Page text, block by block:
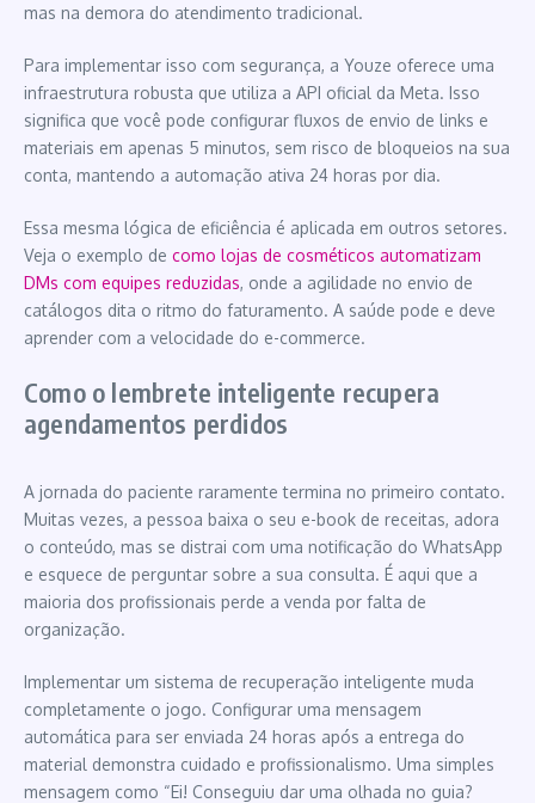
mas na demora do atendimento tradicional.
Para implementar isso com segurança, a Youze oferece uma
infraestrutura robusta que utiliza a API oficial da Meta. Isso
significa que você pode configurar fluxos de envio de links e
materiais em apenas 5 minutos, sem risco de bloqueios na sua
conta, mantendo a automação ativa 24 horas por dia.
Essa mesma lógica de eficiência é aplicada em outros setores.
Veja o exemplo de como lojas de cosméticos automatizam
DMs com equipes reduzidas, onde a agilidade no envio de
catálogos dita o ritmo do faturamento. A saúde pode e deve
aprender com a velocidade do e-commerce.
Como o lembrete inteligente recupera
agendamentos perdidos
A jornada do paciente raramente termina no primeiro contato.
Muitas vezes, a pessoa baixa o seu e-book de receitas, adora
o conteúdo, mas se distrai com uma notificação do WhatsApp
e esquece de perguntar sobre a sua consulta. É aqui que a
maioria dos profissionais perde a venda por falta de
organização.
Implementar um sistema de recuperação inteligente muda
completamente o jogo. Configurar uma mensagem
automática para ser enviada 24 horas após a entrega do
material demonstra cuidado e profissionalismo. Uma simples
mensagem como “Ei! Conseguiu dar uma olhada no guia?